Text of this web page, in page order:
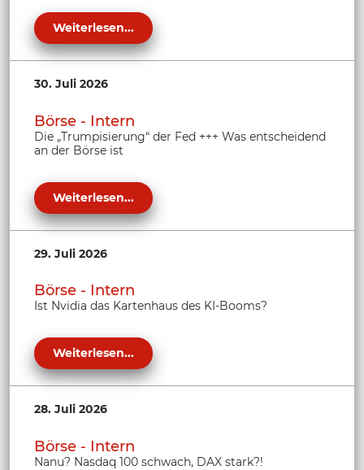
Weiterlesen...
30. Juli 2026
Börse - Intern
Die „Trumpisierung“ der Fed +++ Was entscheidend
an der Börse ist
Weiterlesen...
29. Juli 2026
Börse - Intern
Ist Nvidia das Kartenhaus des KI-Booms?
Weiterlesen...
28. Juli 2026
Börse - Intern
Nanu? Nasdaq 100 schwach, DAX stark?!